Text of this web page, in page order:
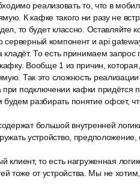
реализовать то, что в
К кафке такого ни разу не
то будет классно. Оставляйте
серверный компонент и api
кладёт. То есть принимаем
Вообще 1 из причин,
Так это сложность
подключении кафки придётся
разбирать понятие офсет,
большой внутренней
устройство,
клиент, то есть нагруженная
тоже от устройства. Мы не